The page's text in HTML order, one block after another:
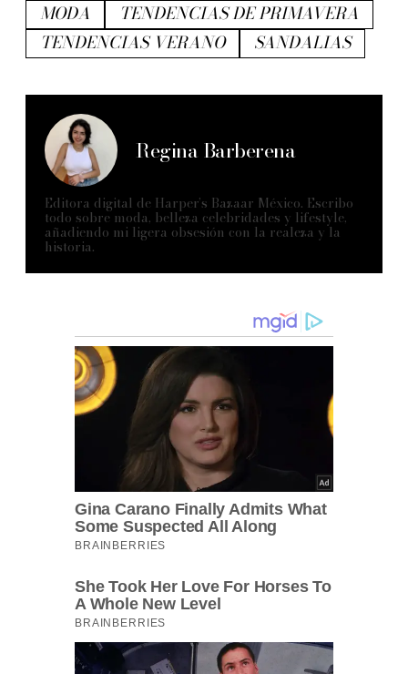
MODA
TENDENCIAS DE PRIMAVERA
TENDENCIAS VERANO
SANDALIAS
Regina Barberena
Editora digital de Harper’s Bazaar México. Escribo
todo sobre moda, belleza celebridades y lifestyle,
añadiendo mi ligera obsesión con la realeza y la
historia.